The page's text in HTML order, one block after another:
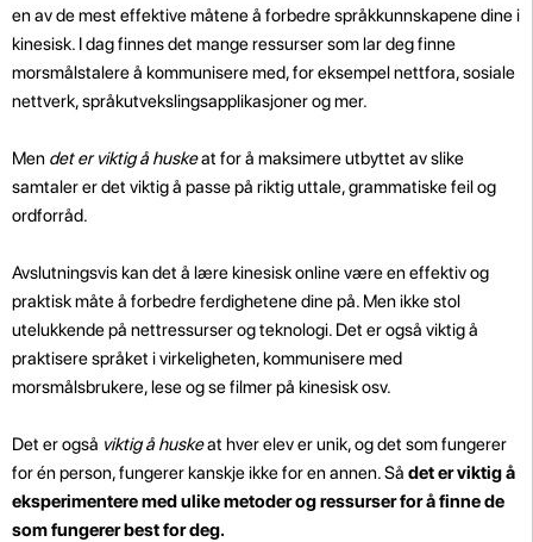
en av de mest effektive måtene å forbedre språkkunnskapene dine i
kinesisk. I dag finnes det mange ressurser som lar deg finne
morsmålstalere å kommunisere med, for eksempel nettfora, sosiale
nettverk, språkutvekslingsapplikasjoner og mer.
Men det er viktig å huskeat for å maksimere utbyttet av slike
samtaler er det viktig å passe på riktig uttale, grammatiske feil og
ordforråd.
Avslutningsvis kan det å lære kinesisk online være en effektiv og
praktisk måte å forbedre ferdighetene dine på. Men ikke stol
utelukkende på nettressurser og teknologi. Det er også viktig å
praktisere språket i virkeligheten, kommunisere med
morsmålsbrukere, lese og se filmer på kinesisk osv.
Det er også viktig å huskeat hver elev er unik, og det som fungerer
for én person, fungerer kanskje ikke for en annen. Så det er viktig å
eksperimentere med ulike metoder og ressurser for å finne de
som fungerer best for deg.